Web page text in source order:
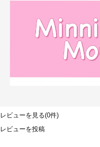
レビューを見る(0件)
レビューを投稿